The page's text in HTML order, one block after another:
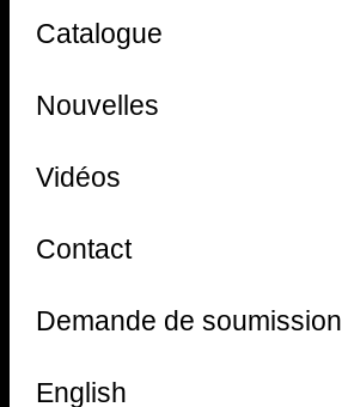
Catalogue
Nouvelles
Vidéos
Contact
Demande de soumission
English